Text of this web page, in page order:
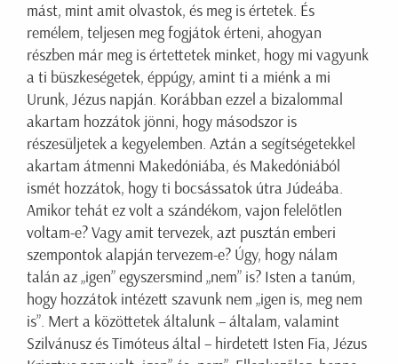
mást, mint amit olvastok, és meg is értetek. És
remélem, teljesen meg fogjátok érteni, ahogyan
részben már meg is értettetek minket, hogy mi vagyunk
a ti büszkeségetek, éppúgy, amint ti a miénk a mi
Urunk, Jézus napján. Korábban ezzel a bizalommal
akartam hozzátok jönni, hogy másodszor is
részesüljetek a kegyelemben. Aztán a segítségetekkel
akartam átmenni Makedóniába, és Makedóniából
ismét hozzátok, hogy ti bocsássatok útra Júdeába.
Amikor tehát ez volt a szándékom, vajon felelőtlen
voltam-e? Vagy amit tervezek, azt pusztán emberi
szempontok alapján tervezem-e? Úgy, hogy nálam
talán az „igen” egyszersmind „nem” is? Isten a tanúm,
hogy hozzátok intézett szavunk nem „igen is, meg nem
is”. Mert a közöttetek általunk – általam, valamint
Szilvánusz és Timóteus által – hirdetett Isten Fia, Jézus